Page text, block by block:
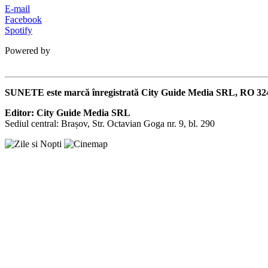
E-mail
Facebook
Spotify
Powered by
SUNETE este marcă înregistrată City Guide Media SRL, RO
Editor: City Guide Media SRL
Sediul central: Brașov, Str. Octavian Goga nr. 9, bl. 290